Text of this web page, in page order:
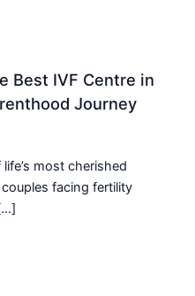
Best IVF Centre in
Journey
most cherished
facing fertility